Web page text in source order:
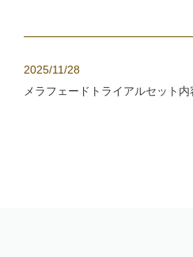
2025/11/28
メラフェードトライアルセット